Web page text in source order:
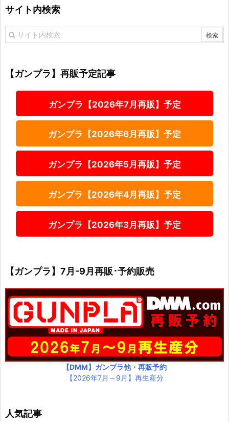
サイト内検索
【ガンプラ】再販予定記事
ガンプラ【2026年7月再販】予定
ガンプラ【2026年6月再販】予定
ガンプラ【2026年5月再販】予定
ガンプラ【2026年4月再販】予定
ガンプラ【2026年3月再販】予定
【ガンプラ】7月-9月再販･予約販売
【DMM】ガンプラ他・再販予約
【2026年7月～9月】再生産分
人気記事